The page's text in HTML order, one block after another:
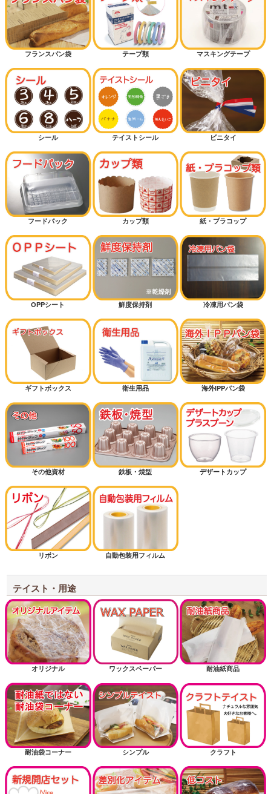
フランスパン袋 テープ類 マスキングテープ
シール テイストシール ビニタイ
フードパック カップ類 紙・プラコップ
OPPシート 鮮度保持剤 冷凍用パン袋
ギフトボックス 衛生用品 海外IPPパン袋
その他資材 鉄板・焼型 デザートカップ
リボン 自動包装用フィルム
テイスト・用途
オリジナル ワックスペーパー 耐油紙商品
耐油袋コーナー シンプル クラフト